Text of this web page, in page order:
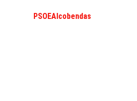
PSOEAlcobendas